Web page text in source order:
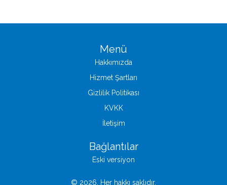
Menü
Hakkımızda
Hizmet Şartları
Gizlilik Politikası
KVKK
İletişim
Bağlantılar
Eski versiyon
© 2026. Her hakkı saklıdır.